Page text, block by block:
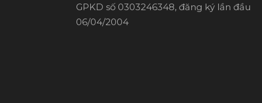
GPKD số 0303246348, đăng ký lần đầu
06/04/2004